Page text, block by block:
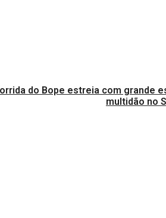
do Bope estreia com grande
multidão no